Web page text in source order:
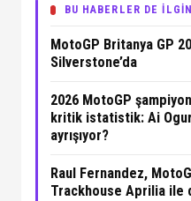
BU HABERLER DE
MotoGP Britanya GP
Silverstone’da
2026 MotoGP
kritik istatistik: Ai
ayrışıyor?
Raul Fernandez,
Trackhouse Aprilia ile